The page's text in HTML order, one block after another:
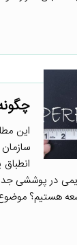
در پوششی
هستیم؟ موضوع